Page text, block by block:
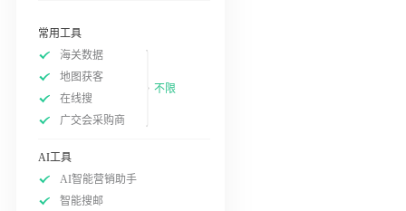
常用工具
海关数据
地图获客
在线搜
广交会采购商
不限
AI工具
AI智能营销助手
智能搜邮